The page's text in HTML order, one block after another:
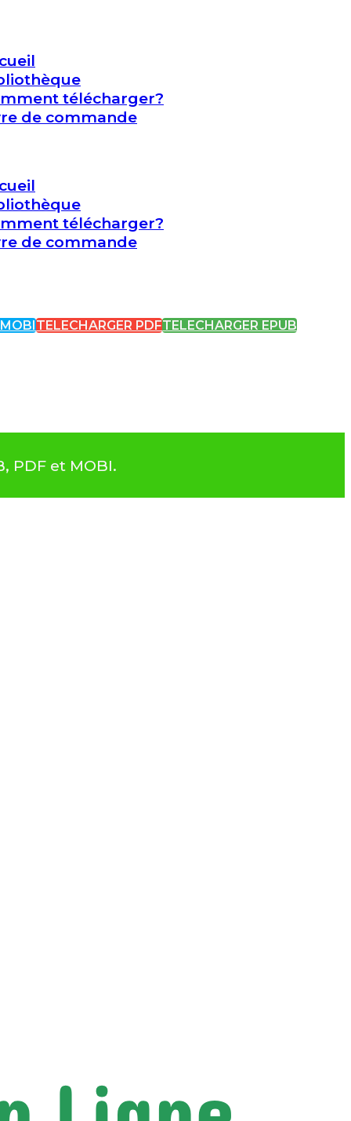
télécharger?
de commande
télécharger?
de commande
TELECHARGER PDFTELECHARGER EPUB
PDF et MOBI.